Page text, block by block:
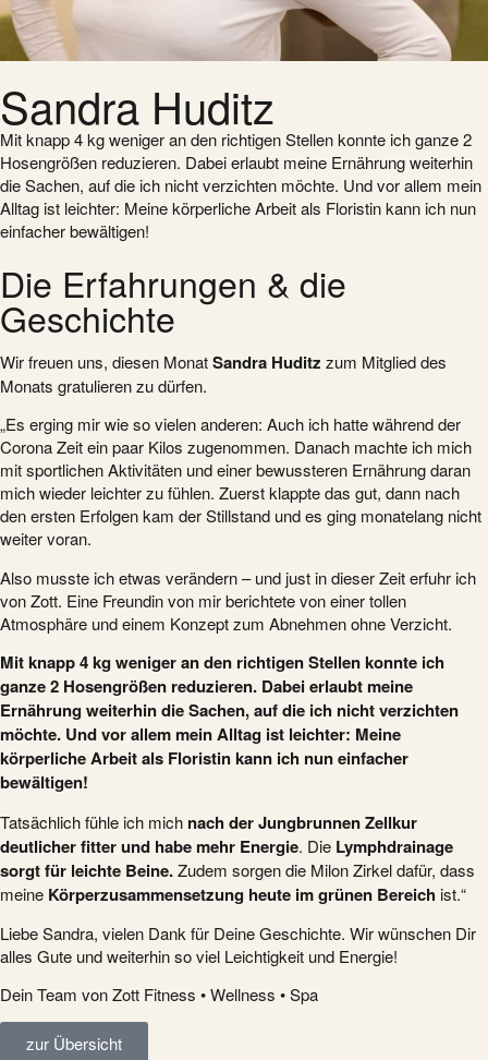
Sandra Huditz
Mit knapp 4 kg weniger an den richtigen Stellen konnte ich ganze 2
Hosengrößen reduzieren. Dabei erlaubt meine Ernährung weiterhin
die Sachen, auf die ich nicht verzichten möchte. Und vor allem mein
Alltag ist leichter: Meine körperliche Arbeit als Floristin kann ich nun
einfacher bewältigen!
Die Erfahrungen & die
Geschichte
Wir freuen uns, diesen MonatSandra Huditz zum Mitglied des
Monats gratulieren zu dürfen.
„Es erging mir wie so vielen anderen: Auch ich hatte während der
Corona Zeit ein paar Kilos zugenommen. Danach machte ich mich
mit sportlichen Aktivitäten und einer bewussteren Ernährung daran
mich wieder leichter zu fühlen. Zuerst klappte das gut, dann nach
den ersten Erfolgen kam der Stillstand und es ging monatelang nicht
weiter voran.
Also musste ich etwas verändern – und just in dieser Zeit erfuhr ich
von Zott. Eine Freundin von mir berichtete von einer tollen
Atmosphäre und einem Konzept zum Abnehmen ohne Verzicht.
Mit knapp 4 kg weniger an den richtigen Stellen konnte ich
ganze 2 Hosengrößen reduzieren. Dabei erlaubt meine
Ernährung weiterhin die Sachen, auf die ich nicht verzichten
möchte. Und vor allem mein Alltag ist leichter: Meine
körperliche Arbeit als Floristin kann ich nun einfacher
bewältigen!
Tatsächlich fühle ich mich nach der Jungbrunnen Zellkur
deutlicher fitter und habe mehr Energie. Die Lymphdrainage
sorgt für leichte Beine.Zudem sorgen die Milon Zirkel dafür, dass
meine Körperzusammensetzung heute im grünen Bereichist.“
Liebe Sandra, vielen Dank für Deine Geschichte. Wir wünschen Dir
alles Gute und weiterhin so viel Leichtigkeit und Energie!
Dein Team von Zott Fitness • Wellness • Spa
zur Übersicht